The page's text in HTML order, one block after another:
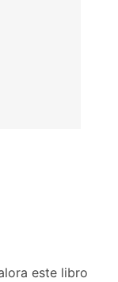
este libro